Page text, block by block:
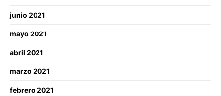
junio 2021
mayo 2021
abril 2021
marzo 2021
febrero 2021